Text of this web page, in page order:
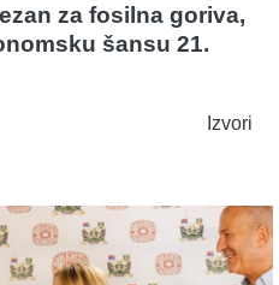
za fosilna goriva,
šansu 21.
Izvori